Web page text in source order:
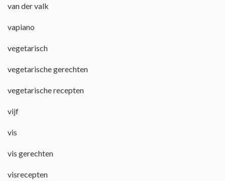
van der valk
vapiano
vegetarisch
vegetarische gerechten
vegetarische recepten
vijf
vis
vis gerechten
visrecepten